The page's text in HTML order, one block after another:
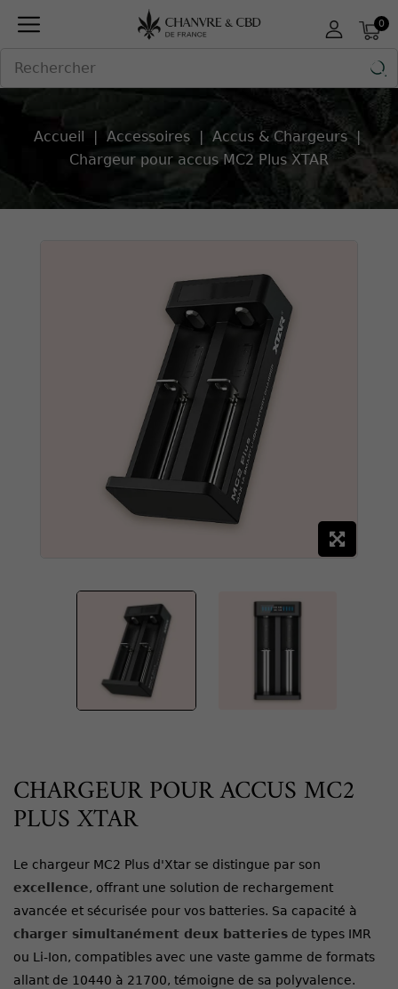
0

Accueil Accessoires
Accus & Chargeurs
Chargeur pour accus MC2 Plus XTAR
CHARGEUR POUR ACCUS MC2
PLUS XTAR
Le chargeur MC2 Plus d'Xtar se distingue par son
excellence, offrant une solution de rechargement
avancée et sécurisée pour vos batteries. Sa capacité à
charger simultanément deux batteries de types IMR
ou Li-Ion, compatibles avec une vaste gamme de formats
allant de 10440 à 21700, témoigne de sa polyvalence.
Panneau de gestion des cookies